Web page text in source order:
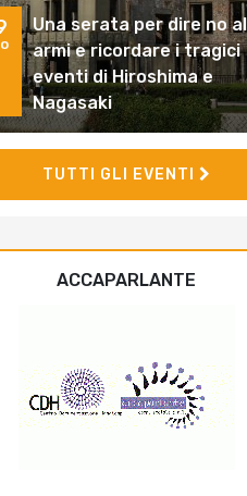
Una serata per dire no
armi e ricordare i tragici
eventi di Hiroshima e
Nagasaki
TUTTI GLI EVENTI
ACCAPARLANTE